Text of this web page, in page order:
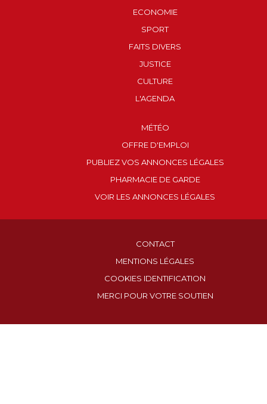
ECONOMIE
SPORT
FAITS DIVERS
JUSTICE
CULTURE
L'AGENDA
MÉTÉO
OFFRE D'EMPLOI
PUBLIEZ VOS ANNONCES LÉGALES
PHARMACIE DE GARDE
VOIR LES ANNONCES LÉGALES
CONTACT
MENTIONS LÉGALES
COOKIES IDENTIFICATION
MERCI POUR VOTRE SOUTIEN